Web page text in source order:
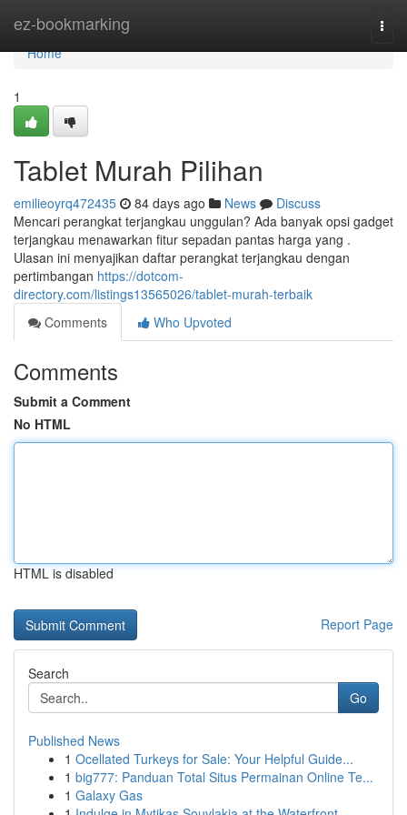
ez-bookmarking
Home
Home
1
Tablet Murah Pilihan
emilieoyrq472435 84 days ago News
Discuss
Mencari perangkat terjangkau unggulan? Ada banyak opsi gadget
terjangkau menawarkan fitur sepadan pantas harga yang .
Ulasan ini menyajikan daftar perangkat terjangkau dengan
pertimbangan https://dotcom-
directory.com/listings13565026/tablet-murah-terbaik
Comments
Who Upvoted
Comments
Submit a Comment
No HTML
HTML is disabled
Report Page
Search
Go
Published News
1 Ocellated Turkeys for Sale: Your Helpful Guide...
1 big777: Panduan Total Situs Permainan Online Te...
1 Galaxy Gas